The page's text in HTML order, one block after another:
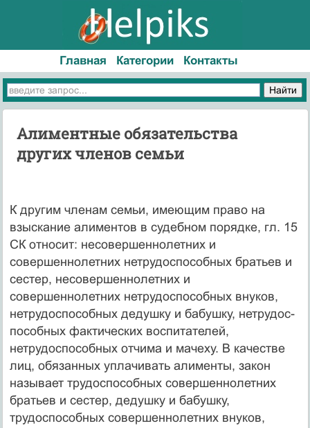
Главная Категории Контакты
Алиментные обязательства
других членов семьи
К другим членам семьи, имеющим право на
взыскание алиментов в судебном порядке, гл. 15
СК относит: несовершен­нолетних и
совершеннолетних нетрудоспособных братьев и
се­стер, несовершеннолетних и
совершеннолетних нетрудоспособ­ных внуков,
нетрудоспособных дедушку и бабушку, нетрудос­
пособных фактических воспитателей,
нетрудоспособных отчи­ма и мачеху. В качестве
лиц, обязанных уплачивать алимен­ты, закон
называет трудоспособных совершеннолетних
брать­ев и сестер, дедушку и бабушку,
трудоспособных совершенно­летних внуков,